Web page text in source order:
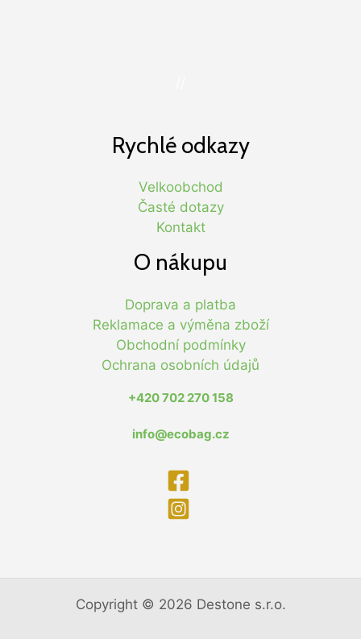
Rychlé odkazy
Velkoobchod
Časté dotazy
Kontakt
O nákupu
Doprava a platba
Reklamace a výměna zboží
Obchodní podmínky
Ochrana osobních údajů
+420 702 270 158
info@ecobag.cz
Copyright © 2026 Destone s.r.o.